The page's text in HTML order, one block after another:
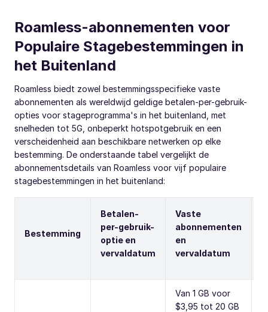
Roamless-abonnementen voor
Populaire Stagebestemmingen in
het Buitenland
Roamless biedt zowel bestemmingsspecifieke vaste
abonnementen als wereldwijd geldige betalen-per-gebruik-
opties voor stageprogramma's in het buitenland, met
snelheden tot 5G, onbeperkt hotspotgebruik en een
verscheidenheid aan beschikbare netwerken op elke
bestemming. De onderstaande tabel vergelijkt de
abonnementsdetails van Roamless voor vijf populaire
stagebestemmingen in het buitenland:
Bestemming
Betalen-
per-gebruik-
optie en
vervaldatum
Vaste
abonnementen
en
vervaldatum
Van 1 GB voor
$3,95 tot 20 GB